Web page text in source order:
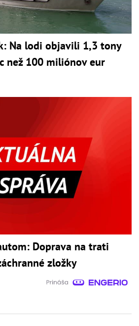
Na lodi objavili 1,3 tony
než 100 miliónov eur
Doprava na trati
zložky